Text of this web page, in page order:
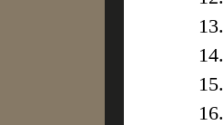
13.
14.
15.
16.